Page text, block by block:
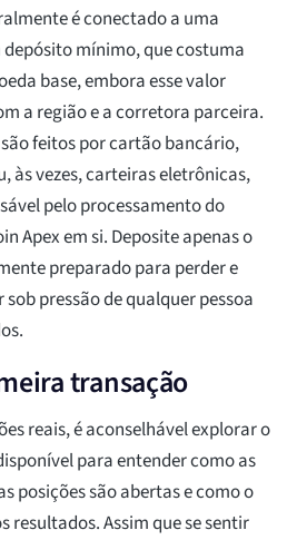
é conectado a uma
mínimo, que costuma
base, embora esse valor
a região e a corretora parceira.
feitos por cartão bancário,
às vezes, carteiras eletrônicas,
pelo processamento do
Apex em si. Deposite apenas o
preparado para perder e
pressão de qualquer pessoa
transação
reais, é aconselhável explorar o
para entender como as
posições são abertas e como o
resultados. Assim que se sentir